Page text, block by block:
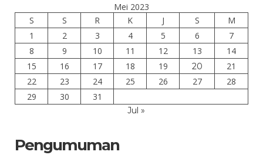
Mei 2023
S
S R K J S
M
1
2 3 4 5 6
7
8
9 10 11 12 13
14
15
16 17 18 19 20
21
22
23 24 25 26 27
28
29
30 31
Jul »
Pengumuman